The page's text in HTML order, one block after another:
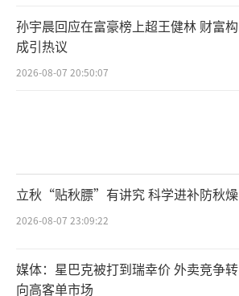
孙宇晨回应在富豪榜上超王健林 财富构
成引热议
2026-08-07 20:50:07
立秋“贴秋膘”有讲究 科学进补防秋燥
2026-08-07 23:09:22
媒体：星巴克被打到瑞幸价 外卖竞争转
向高客单市场